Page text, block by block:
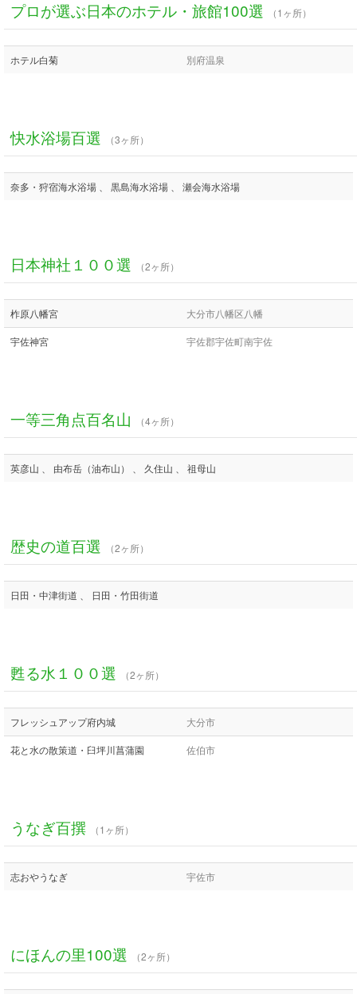
プロが選ぶ日本のホテル・旅館100選 （1ヶ所）
ホテル白菊 別府温泉
快水浴場百選 （3ヶ所）
奈多・狩宿海水浴場 、 黒島海水浴場 、 瀬会海水浴場
日本神社１００選 （2ヶ所）
柞原八幡宮 大分市八幡区八幡
宇佐神宮 宇佐郡宇佐町南宇佐
一等三角点百名山 （4ヶ所）
英彦山 、 由布岳（油布山） 、 久住山 、 祖母山
歴史の道百選 （2ヶ所）
日田・中津街道 、 日田・竹田街道
甦る水１００選 （2ヶ所）
フレッシュアップ府内城 大分市
花と水の散策道・臼坪川菖蒲園 佐伯市
うなぎ百撰 （1ヶ所）
志おやうなぎ 宇佐市
にほんの里100選 （2ヶ所）